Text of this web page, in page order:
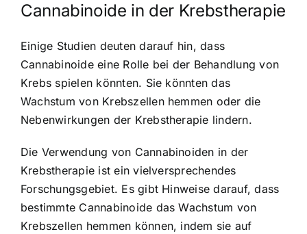
Cannabinoide in der Krebstherapie
Einige Studien deuten darauf hin, dass
Cannabinoide eine Rolle bei der Behandlung von
Krebs spielen könnten. Sie könnten das
Wachstum von Krebszellen hemmen oder die
Nebenwirkungen der Krebstherapie lindern.
Die Verwendung von Cannabinoiden in der
Krebstherapie ist ein vielversprechendes
Forschungsgebiet. Es gibt Hinweise darauf, dass
bestimmte Cannabinoide das Wachstum von
Krebszellen hemmen können, indem sie auf